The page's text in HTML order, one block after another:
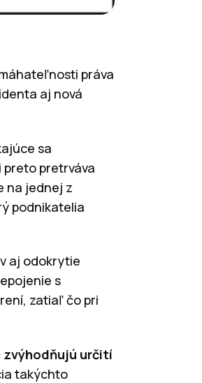
práva
aj nová
sa
pretrváva
na jednej z
podnikatelia
aj odokrytie
s
zatiaľ čo pri
zvýhodňujú určití
takýchto